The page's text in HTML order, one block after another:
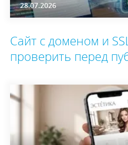
28.07.2026
Сайт с доменом и
проверить перед